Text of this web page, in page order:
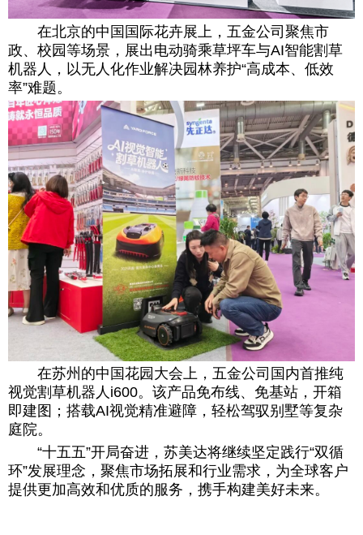
在北京的中国国际花卉展上，五金公司聚焦市
政、校园等场景，展出电动骑乘草坪车与AI智能割草
机器人，以无人化作业解决园林养护“高成本、低效
率”难题。
在苏州的中国花园大会上，五金公司国内首推纯
视觉割草机器人i600。该产品免布线、免基站，开箱
即建图；搭载AI视觉精准避障，轻松驾驭别墅等复杂
庭院。
“十五五”开局奋进，苏美达将继续坚定践行“双循
环”发展理念，聚焦市场拓展和行业需求，为全球客户
提供更加高效和优质的服务，携手构建美好未来。